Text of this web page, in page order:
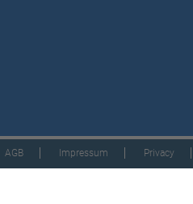
AGB Impressum Privacy